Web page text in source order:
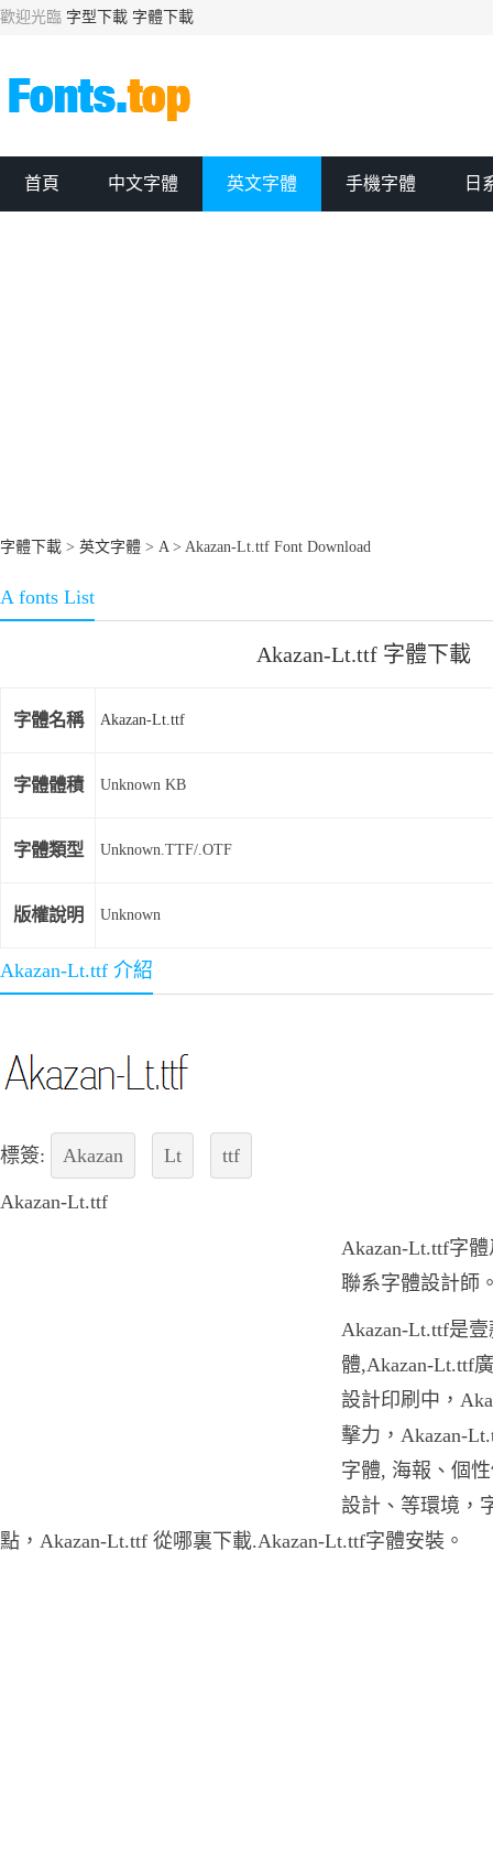
歡迎光臨 字型下載 字體下載
首頁 中文字體 英文字體 手機字體 日
字體下載 > 英文字體 > A> Akazan-Lt.ttf Font Download
A fonts List
Akazan-Lt.ttf 字體下載
字體名稱 Akazan-Lt.ttf
字體體積 Unknown KB
字體類型 Unknown.TTF/.OTF
版權說明 Unknown
Akazan-Lt.ttf 介紹
標簽: Akazan Lt ttf
Akazan-Lt.ttf
Akazan-Lt.ttf字
聯系字體設計師
Akazan-Lt.ttf是
體,Akazan-Lt.ttf
設計印刷中，
擊力，Akazan-
字體, 海報、個
設計、等環境，
點，Akazan-Lt.ttf 從哪裏下載.Akazan-Lt.ttf字體安裝。